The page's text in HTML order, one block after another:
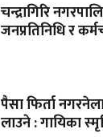
चन्द्रागिरि
जनप्रतिनिधि र
पैसा फिर्ता
लाउने : गायिका